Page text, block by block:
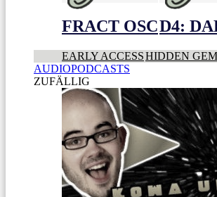
FRACT OSCD4:
EARLY ACCESSHIDDEN
AUDIOPODCASTS
ZUFÄLLIG